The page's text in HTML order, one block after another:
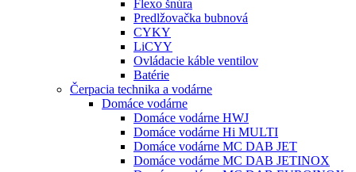
Flexo šnúra
Predlžovačka bubnová
CYKY
LiCYY
Ovládacie káble ventilov
Batérie
Čerpacia technika a vodárne
Domáce vodárne
Domáce vodárne HWJ
Domáce vodárne Hi MULTI
Domáce vodárne MC DAB JET
Domáce vodárne MC DAB JETINOX